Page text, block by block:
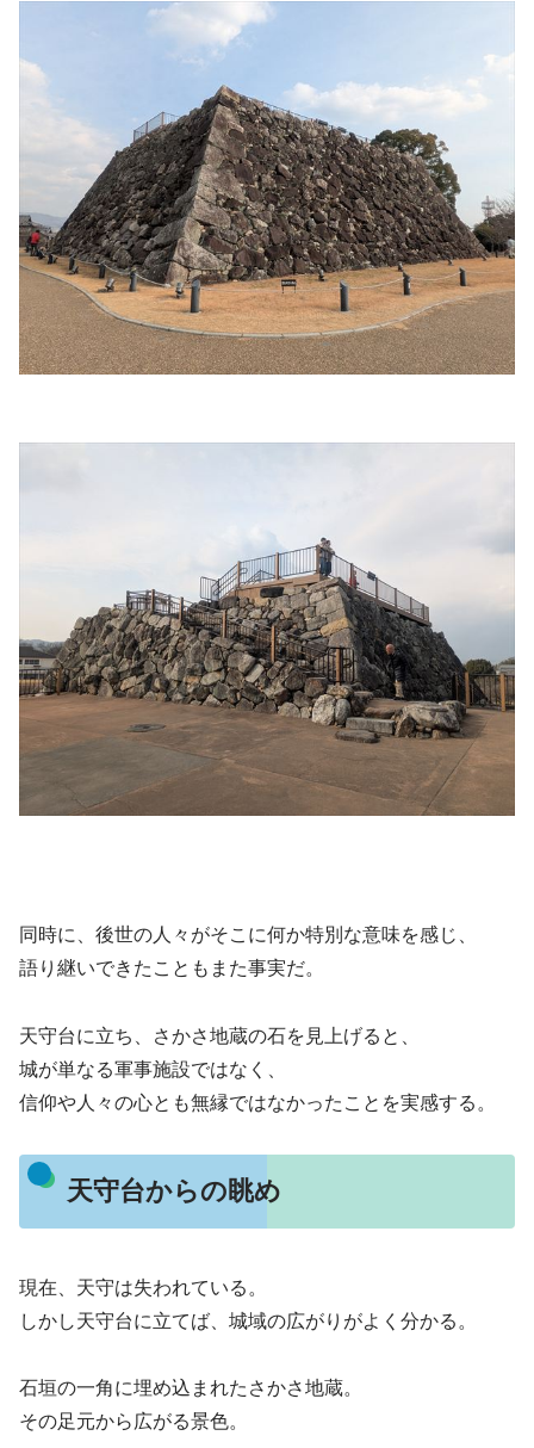
同時に、後世の人々がそこに何か特別な意味を感じ、
語り継いできたこともまた事実だ。
天守台に立ち、さかさ地蔵の石を見上げると、
城が単なる軍事施設ではなく、
信仰や人々の心とも無縁ではなかったことを実感する。
天守台からの眺め
現在、天守は失われている。
しかし天守台に立てば、城域の広がりがよく分かる。
石垣の一角に埋め込まれたさかさ地蔵。
その足元から広がる景色。